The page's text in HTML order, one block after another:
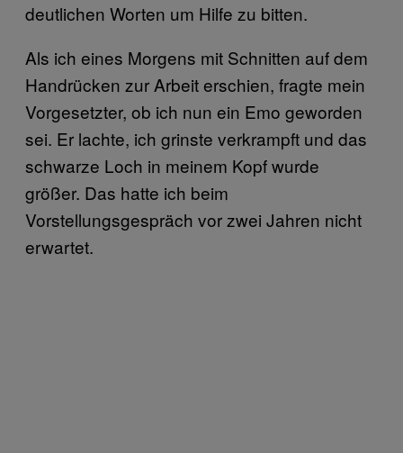
deutlichen Worten um Hilfe zu bitten.
Als ich eines Morgens mit Schnitten auf dem
Handrücken zur Arbeit erschien, fragte mein
Vorgesetzter, ob ich nun ein Emo geworden
sei. Er lachte, ich grinste verkrampft und das
schwarze Loch in meinem Kopf wurde
größer. Das hatte ich beim
Vorstellungsgespräch vor zwei Jahren nicht
erwartet.